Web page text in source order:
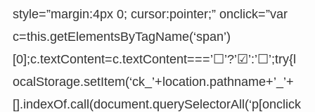
style=”margin:4px 0; cursor:pointer;” onclick=”var
c=this.getElementsByTagName(‘span’)
[0];c.textContent=c.textContent===’☐’?’☑’:’☐’;try{l
ocalStorage.setItem(‘ck_’+location.pathname+’_’+
[].indexOf.call(document.querySelectorAll(‘p[onclick